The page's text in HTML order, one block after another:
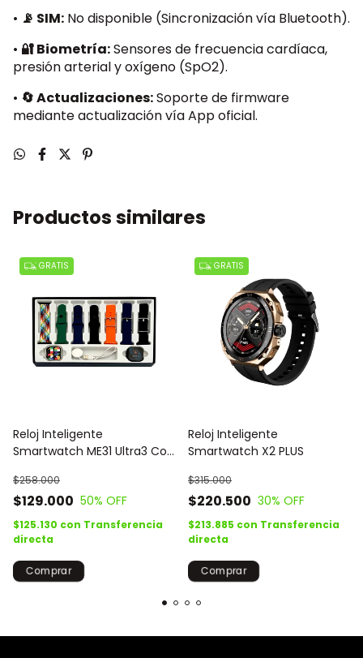
• 📡 SIM: No disponible (Sincronización vía Bluetooth).
• 🔐 Biometría:Sensores de frecuencia cardíaca,
presión arterial y oxígeno (SpO2).
• 🔄 Actualizaciones:Soporte de firmware
mediante actualización vía App oficial.
Productos similares
GRATIS
Reloj Inteligente
Smartwatch ME31 Ultra3 Con
$129.000
$258.000
50% OFF
$125.130 con Transferencia
directa
GRATIS
Reloj Inteligente
Smartwatch X2 PLUS
$220.500
$315.000
30% OFF
$213.885 con Transferencia
directa